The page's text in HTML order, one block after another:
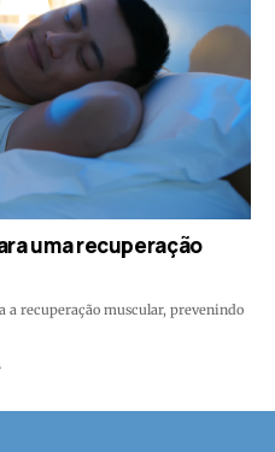
uma recuperação
a recuperação muscular, prevenindo